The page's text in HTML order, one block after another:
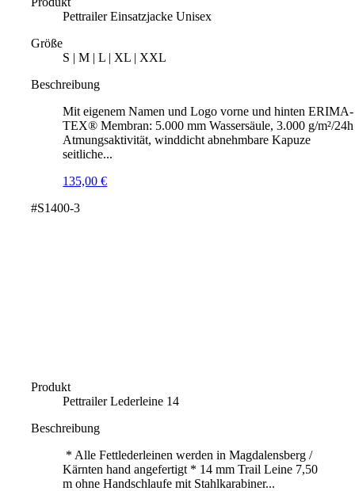
Pettrailer Einsatzjacke Unisex
Größe
S | M | L | XL | XXL
Beschreibung
Mit eigenem Namen und Logo vorne und hinten ERIMA-
TEX® Membran: 5.000 mm Wassersäule, 3.000 g/m²/24h
Atmungsaktivität, winddicht abnehmbare Kapuze
seitliche...
135,00€
#S1400-3
Produkt
Pettrailer Lederleine 14
Beschreibung
* Alle Fettlederleinen werden in Magdalensberg /
Kärnten hand angefertigt * 14 mm Trail Leine 7,50
m ohne Handschlaufe mit Stahlkarabiner...